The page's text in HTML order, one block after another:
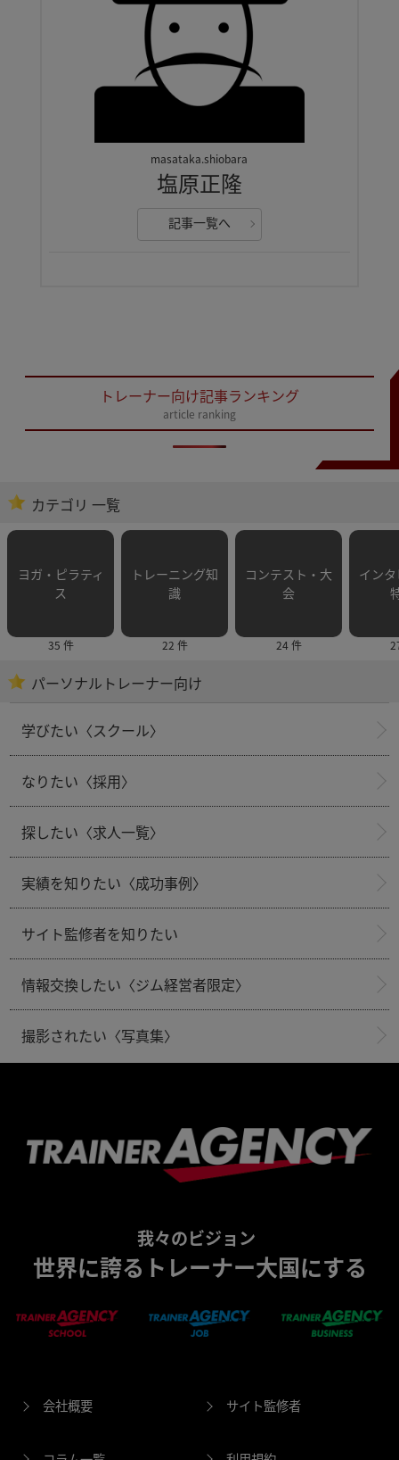
masataka.shiobara
塩原正隆
記事一覧へ
トレーナー向け記事ランキング
article ranking
カテゴリ 一覧
ヨガ・ピラティ
ス
35 件
トレーニング知
識
22 件
コンテスト・大
会
24 件
イン
パーソナルトレーナー向け
学びたい〈スクール〉
なりたい〈採用〉
探したい〈求人一覧〉
実績を知りたい〈成功事例〉
サイト監修者を知りたい
情報交換したい〈ジム経営者限定〉
撮影されたい〈写真集〉
我々のビジョン
世界に誇るトレーナー大国にする
会社概要 サイト監修者